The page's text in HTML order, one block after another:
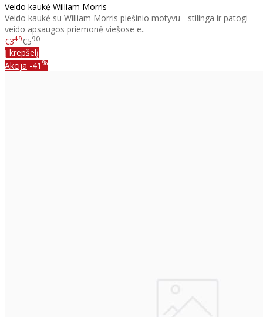
Veido kaukė William Morris
Veido kaukė su William Morris piešinio motyvu - stilinga ir patogi
veido apsaugos priemonė viešose e..
€349€590
Į krepšelį
Akcija -41 %